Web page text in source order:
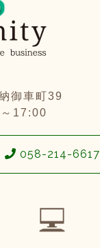
御車町39
17:00
058-214-6617